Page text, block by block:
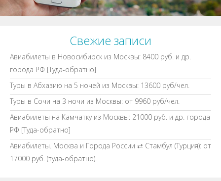
Свежие записи
Авиабилеты в Новосибирск из Москвы: 8400 руб. и др.
города РФ [Туда-обратно]
Туры в Абхазию на 5 ночей из Москвы: 13600 руб/чел.
Туры в Сочи на 3 ночи из Москвы: от 9960 руб/чел.
Авиабилеты на Камчатку из Москвы: 21000 руб. и др. города
РФ [Туда-обратно]
Авиабилеты. Москва и Города России ⇄ Стамбул (Турция): от
17000 руб. (туда-обратно).